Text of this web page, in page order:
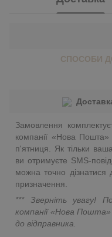
СПОСОБИ
Замовлення
компанії «Нова
п'ятниця. Як тільки
ви отримуєте SMS-
можна точно дізнатися
призначення.
*** Зверніть увагу!
компанії «Нова Пошта»
до відправника.